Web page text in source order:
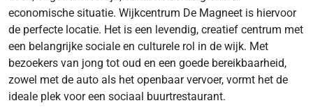
economische situatie. Wijkcentrum De Magneet is hiervoor
de perfecte locatie. Het is een levendig, creatief centrum met
een belangrijke sociale en culturele rol in de wijk. Met
bezoekers van jong tot oud en een goede bereikbaarheid,
zowel met de auto als het openbaar vervoer, vormt het de
ideale plek voor een sociaal buurtrestaurant.